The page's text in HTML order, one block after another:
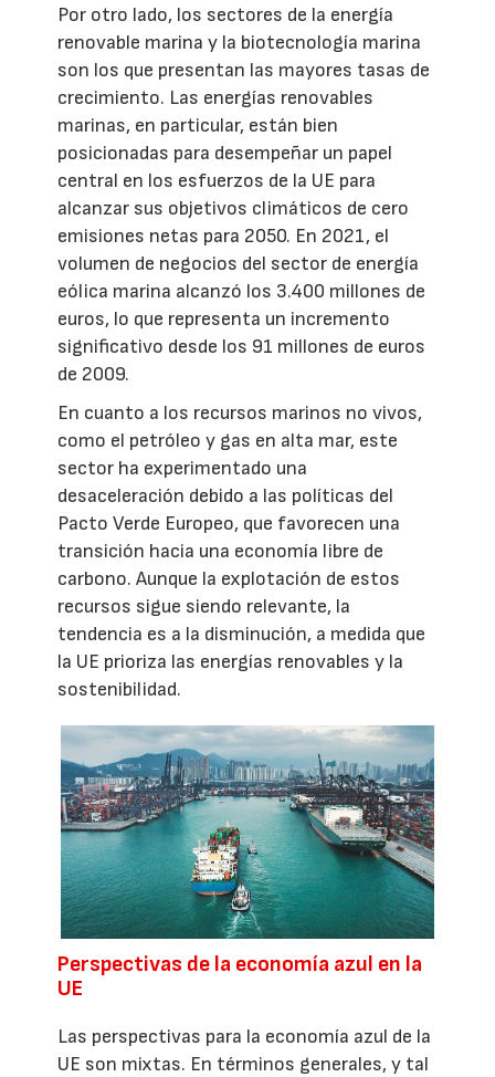
Por otro lado, los sectores de la energía
renovable marina y la biotecnología marina
son los que presentan las mayores tasas de
crecimiento. Las energías renovables
marinas, en particular, están bien
posicionadas para desempeñar un papel
central en los esfuerzos de la UE para
alcanzar sus objetivos climáticos de cero
emisiones netas para 2050. En 2021, el
volumen de negocios del sector de energía
eólica marina alcanzó los 3.400 millones de
euros, lo que representa un incremento
significativo desde los 91 millones de euros
de 2009.
En cuanto a los recursos marinos no vivos,
como el petróleo y gas en alta mar, este
sector ha experimentado una
desaceleración debido a las políticas del
Pacto Verde Europeo, que favorecen una
transición hacia una economía libre de
carbono. Aunque la explotación de estos
recursos sigue siendo relevante, la
tendencia es a la disminución, a medida que
la UE prioriza las energías renovables y la
sostenibilidad.
Perspectivas de la economía azul en la
UE
Las perspectivas para la economía azul de la
UE son mixtas. En términos generales, y tal